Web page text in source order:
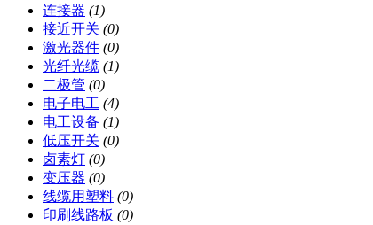
连接器 (1)
接近开关 (0)
激光器件 (0)
光纤光缆 (1)
二极管 (0)
电子电工 (4)
电工设备 (1)
低压开关 (0)
卤素灯 (0)
变压器 (0)
线缆用塑料 (0)
印刷线路板 (0)